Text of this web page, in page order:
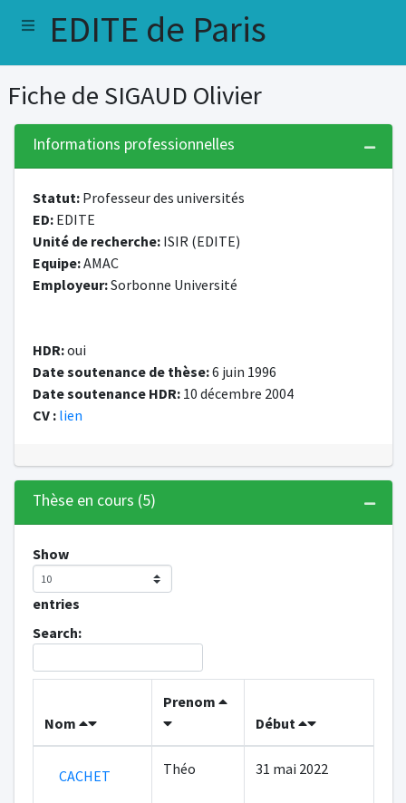
EDITE de Paris
Fiche de SIGAUD Olivier
Informations professionnelles
Statut: Professeur des universités
ED: EDITE
Unité de recherche: ISIR (EDITE)
Equipe:AMAC
Employeur:Sorbonne Université
HDR:oui
Date soutenance de thèse:6 juin 1996
Date soutenance HDR: 10 décembre 2004
CV : lien
Thèse en cours (5)
Show
entries
Search:
Nom
Prenom
Début
CACHET Théo 31 mai 2022